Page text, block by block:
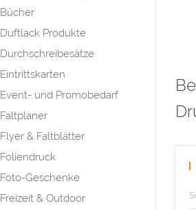
Bücher
Duftlack Produkte
Durchschreibesätze
Eintrittskarten
Event- und Promobedarf
Faltplaner
Flyer & Faltblätter
Foliendruck
Foto-Geschenke
Freizeit & Outdoor